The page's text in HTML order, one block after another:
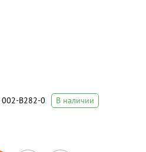
002-B282-0 В наличии